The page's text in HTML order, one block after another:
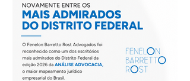
tratamento dos eventos climáticos
extremos nos contratos de concessão
rodoviária do Estado de São Paulo. A
reunião contou com a participação de
Cecília Thomé Alvarez, Subsecretária
de Gestão de Parcerias da Secretaria de